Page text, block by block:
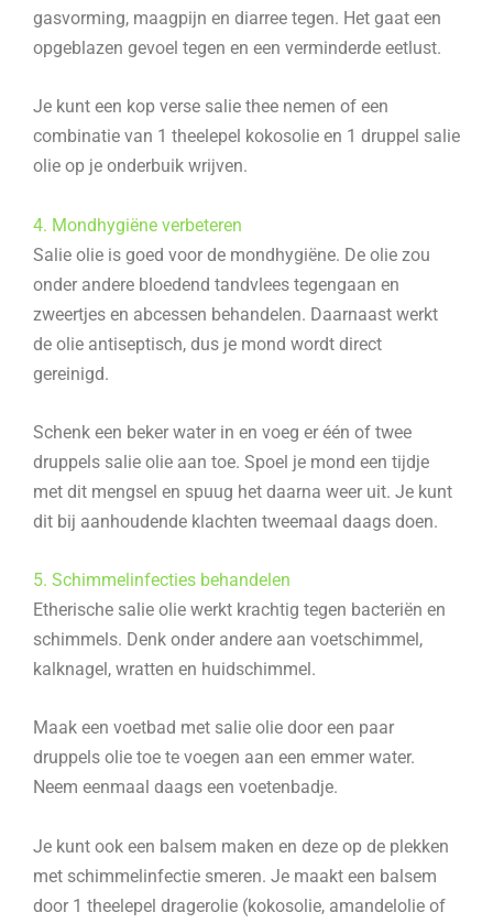
gasvorming, maagpijn en diarree tegen. Het gaat een
opgeblazen gevoel tegen en een verminderde eetlust.
Je kunt een kop verse salie thee nemen of een
combinatie van 1 theelepel kokosolie en 1 druppel salie
olie op je onderbuik wrijven.
4. Mondhygiëne verbeteren
Salie olie is goed voor de mondhygiëne. De olie zou
onder andere bloedend tandvlees tegengaan en
zweertjes en abcessen behandelen. Daarnaast werkt
de olie antiseptisch, dus je mond wordt direct
gereinigd.
Schenk een beker water in en voeg er één of twee
druppels salie olie aan toe. Spoel je mond een tijdje
met dit mengsel en spuug het daarna weer uit. Je kunt
dit bij aanhoudende klachten tweemaal daags doen.
5. Schimmelinfecties behandelen
Etherische salie olie werkt krachtig tegen bacteriën en
schimmels. Denk onder andere aan voetschimmel,
kalknagel, wratten en huidschimmel.
Maak een voetbad met salie olie door een paar
druppels olie toe te voegen aan een emmer water.
Neem eenmaal daags een voetenbadje.
Je kunt ook een balsem maken en deze op de plekken
met schimmelinfectie smeren. Je maakt een balsem
door 1 theelepel dragerolie (kokosolie, amandelolie of